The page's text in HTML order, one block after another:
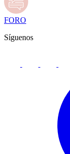
FORO
Síguenos